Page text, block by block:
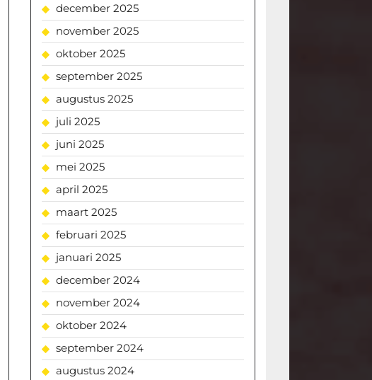
december 2025
november 2025
oktober 2025
september 2025
augustus 2025
juli 2025
juni 2025
mei 2025
april 2025
maart 2025
februari 2025
januari 2025
december 2024
november 2024
oktober 2024
september 2024
augustus 2024